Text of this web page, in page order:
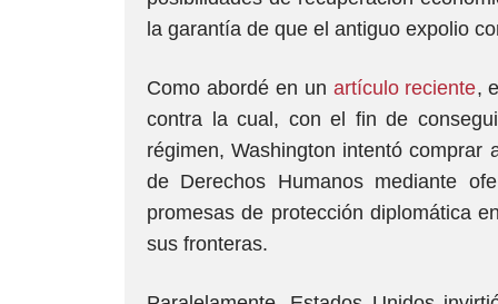
la garantía de que el antiguo expolio
Como abordé en un artículo reciente,
contra la cual, con el fin de
régimen, Washington intentó
de Derechos Humanos mediante
promesas de protección diplomática
sus fronteras.